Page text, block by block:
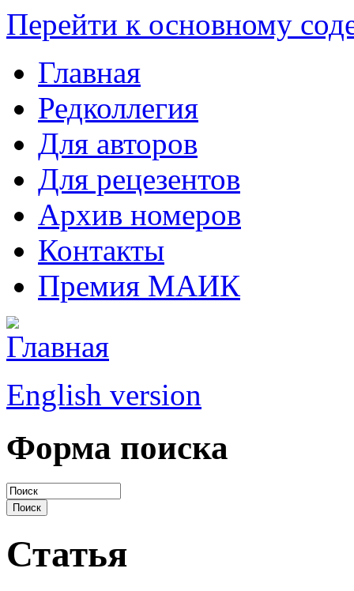
Перейти к основному
Главная
Редколлегия
Для авторов
Для рецезентов
Архив номеров
Контакты
Премия МАИК
English version
Форма поиска
Статья